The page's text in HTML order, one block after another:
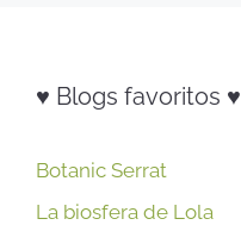
♥ Blogs favoritos ♥
Botanic Serrat
La biosfera de Lola